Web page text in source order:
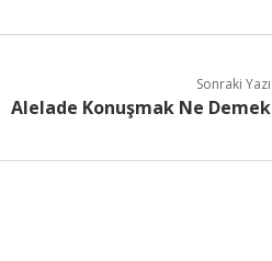
Sonraki Yazı
Alelade Konuşmak Ne Demek